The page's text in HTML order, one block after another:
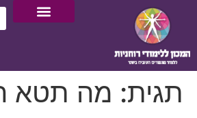
תגית: מה תטא